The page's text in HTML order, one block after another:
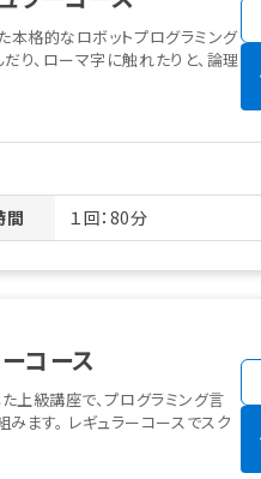
本格的なロボットプログラミング
り、ローマ字に触れたりと、論理
間 １回：80分
コース
上級講座で、プログラミング言
ます。 レギュラーコースでスク